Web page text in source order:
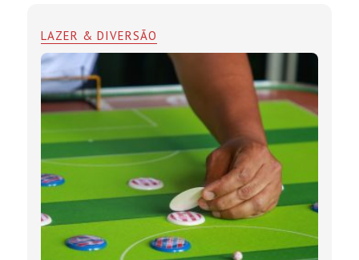
LAZER & DIVERSÃO